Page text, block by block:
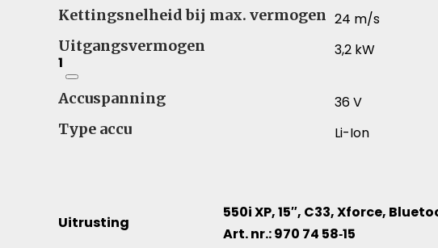
Motor – Vergelijk specificaties voor verschillende
Kettingsnelheid bij max. vermogen 24 m/s
Uitgangsvermogen
1
3,2 kW
Accuspanning
36 V
Type accu
Li-Ion
Uitrusting
550i XP, 15″, C33, Xforce,
Art. nr.: 970 74 58‑15